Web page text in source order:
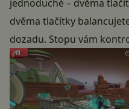
jednoduché – dvěma
dvěma tlačítky
dozadu. Stopu vám